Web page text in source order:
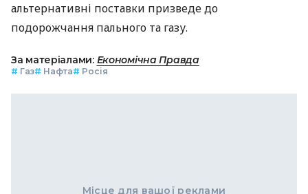
альтернативні поставки призведе до
подорожчання пального та газу.
За матеріалами: Економічна Правда
# Газ# Нафта# Росія
Місце для вашої реклами